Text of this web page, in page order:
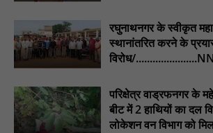
रघुनाथनगर के स्वीकृत
स्थानांतरित करने के
विरोध/
परिक्षेत्र वाड्रफनगर के
बीट में 2 हाथियों का दल
लोकेशन वन विभाग को